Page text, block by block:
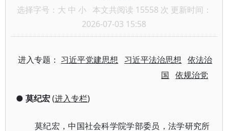
选择字号： 大 中 小 本文共阅读 15558 次 更新时间：
2026-07-03 15:58
进入专题： 习近平党建思想 习近平法治思想
依法治
国
依规治党
● 莫纪宏(进入专栏)
莫纪宏，中国社会科学院学部委员，法学研究所